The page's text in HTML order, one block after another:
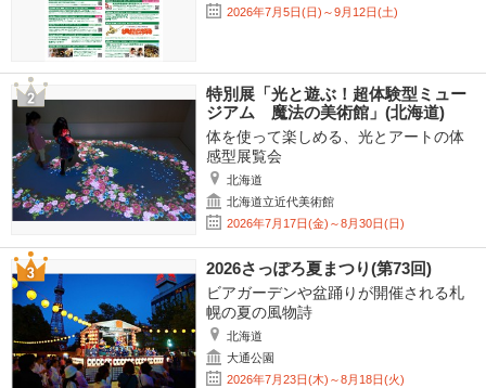
2026年7月5日(日)～9月12日(土)
特別展「光と遊ぶ！超体験型ミュー
ジアム 魔法の美術館」(北海道)
体を使って楽しめる、光とアートの体
感型展覧会
北海道
北海道立近代美術館
2026年7月17日(金)～8月30日(日)
2026さっぽろ夏まつり(第73回)
ビアガーデンや盆踊りが開催される札
幌の夏の風物詩
北海道
大通公園
2026年7月23日(木)～8月18日(火)